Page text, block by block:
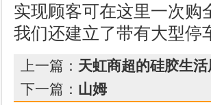
实现顾客可在这里一次购
我们还建立了带有大型停
上一篇： 天虹商超的硅胶生
下一篇： 山姆